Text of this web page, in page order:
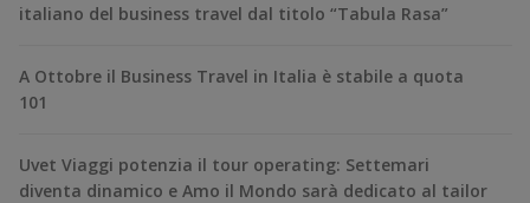
italiano del business travel dal titolo “Tabula Rasa”
A Ottobre il Business Travel in Italia è stabile a quota
101
Uvet Viaggi potenzia il tour operating: Settemari
diventa dinamico e Amo il Mondo sarà dedicato al tailor